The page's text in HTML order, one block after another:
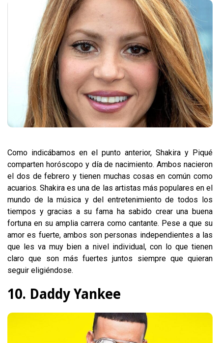
Como indicábamos en el punto anterior, Shakira y Piqué
comparten horóscopo y día de nacimiento. Ambos nacieron
el dos de febrero y tienen muchas cosas en común como
acuarios. Shakira es una de las artistas más populares en el
mundo de la música y del entretenimiento de todos los
tiempos y gracias a su fama ha sabido crear una buena
fortuna en su amplia carrera como cantante. Pese a que su
amor es fuerte, ambos son personas independientes a las
que les va muy bien a nivel individual, con lo que tienen
claro que son más fuertes juntos siempre que quieran
seguir eligiéndose.
10. Daddy Yankee